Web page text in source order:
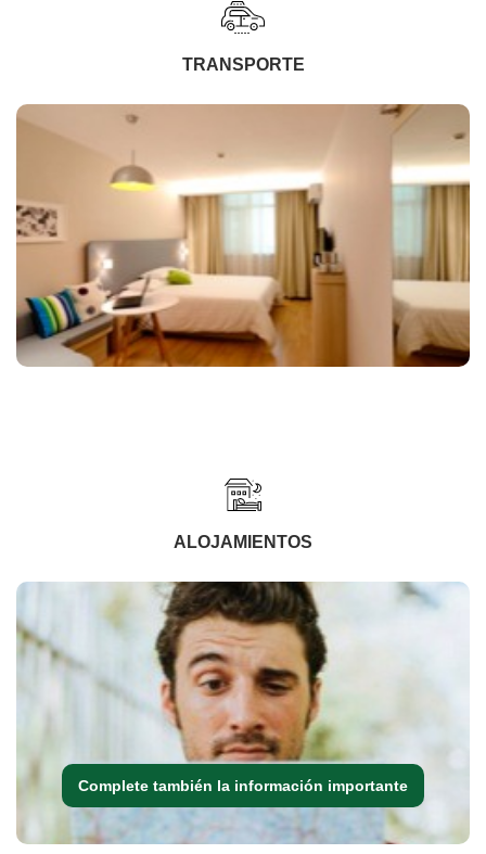
TRANSPORTE
ALOJAMIENTOS
Complete también la información importante